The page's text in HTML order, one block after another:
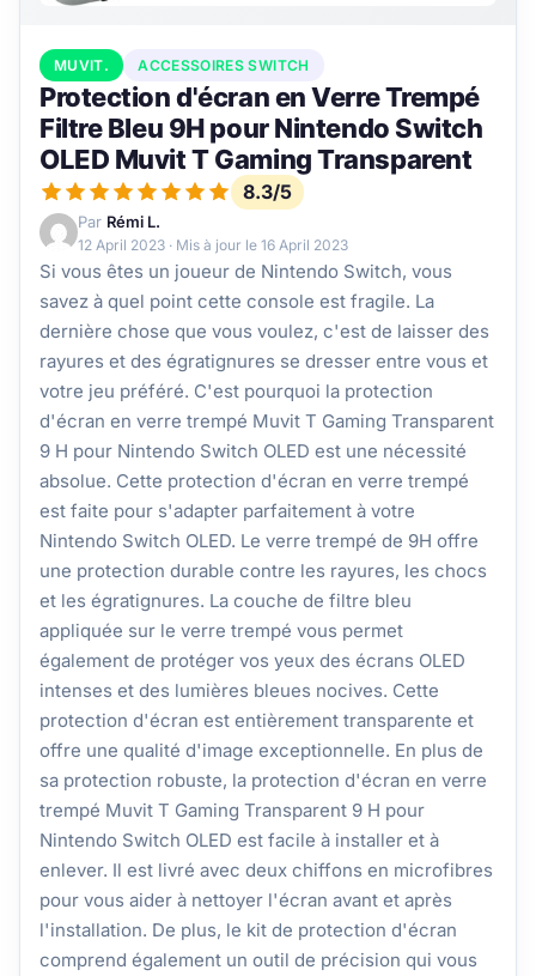
MUVIT. ACCESSOIRES SWITCH
Protection d'écran en Verre Trempé
Filtre Bleu 9H pour Nintendo Switch
OLED Muvit T Gaming Transparent
8.3/5
Par Rémi L.
12 April 2023 · Mis à jour le 16 April 2023
Si vous êtes un joueur de Nintendo Switch, vous
savez à quel point cette console est fragile. La
dernière chose que vous voulez, c'est de laisser des
rayures et des égratignures se dresser entre vous et
votre jeu préféré. C'est pourquoi la protection
d'écran en verre trempé Muvit T Gaming Transparent
9 H pour Nintendo Switch OLED est une nécessité
absolue. Cette protection d'écran en verre trempé
est faite pour s'adapter parfaitement à votre
Nintendo Switch OLED. Le verre trempé de 9H offre
une protection durable contre les rayures, les chocs
et les égratignures. La couche de filtre bleu
appliquée sur le verre trempé vous permet
également de protéger vos yeux des écrans OLED
intenses et des lumières bleues nocives. Cette
protection d'écran est entièrement transparente et
offre une qualité d'image exceptionnelle. En plus de
sa protection robuste, la protection d'écran en verre
trempé Muvit T Gaming Transparent 9 H pour
Nintendo Switch OLED est facile à installer et à
enlever. Il est livré avec deux chiffons en microfibres
pour vous aider à nettoyer l'écran avant et après
l'installation. De plus, le kit de protection d'écran
comprend également un outil de précision qui vous